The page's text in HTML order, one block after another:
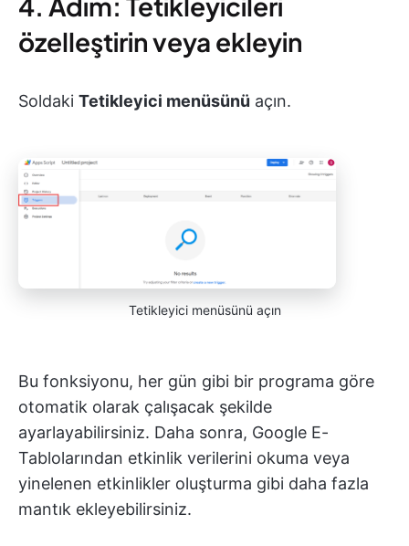
özelleştirin veya ekleyin
Soldaki Tetikleyici menüsünü açın.
Tetikleyici menüsünü açın
Bu fonksiyonu, her gün gibi bir programa göre
otomatik olarak çalışacak şekilde
ayarlayabilirsiniz. Daha sonra, Google E-
Tablolarından etkinlik verilerini okuma veya
yinelenen etkinlikler oluşturma gibi daha fazla
mantık ekleyebilirsiniz.